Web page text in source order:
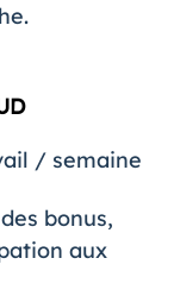
/ semaine
bonus,
aux